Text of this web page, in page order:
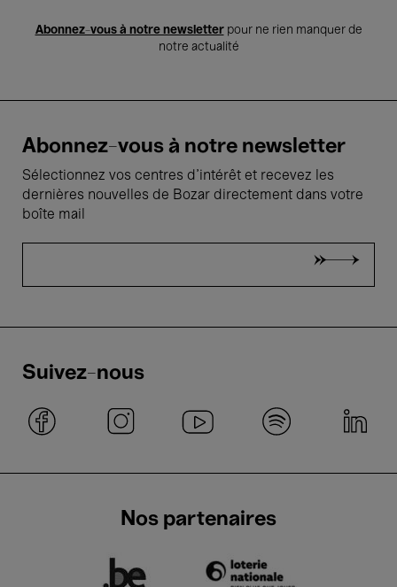
Abonnez-vous à notre newsletterpour ne rien manquer de
notre actualité
Abonnez-vous à notre newsletter
Sélectionnez vos centres d'intérêt et recevez les
dernières nouvelles de Bozar directement dans votre
boîte mail
Suivez-nous
Nos partenaires